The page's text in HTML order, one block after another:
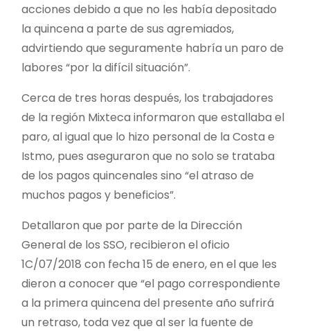
acciones debido a que no les había depositado
la quincena a parte de sus agremiados,
advirtiendo que seguramente habría un paro de
labores “por la difícil situación”.
Cerca de tres horas después, los trabajadores
de la región Mixteca informaron que estallaba el
paro, al igual que lo hizo personal de la Costa e
Istmo, pues aseguraron que no solo se trataba
de los pagos quincenales sino “el atraso de
muchos pagos y beneficios”.
Detallaron que por parte de la Dirección
General de los SSO, recibieron el oficio
1C/07/2018 con fecha 15 de enero, en el que les
dieron a conocer que “el pago correspondiente
a la primera quincena del presente año sufrirá
un retraso, toda vez que al ser la fuente de